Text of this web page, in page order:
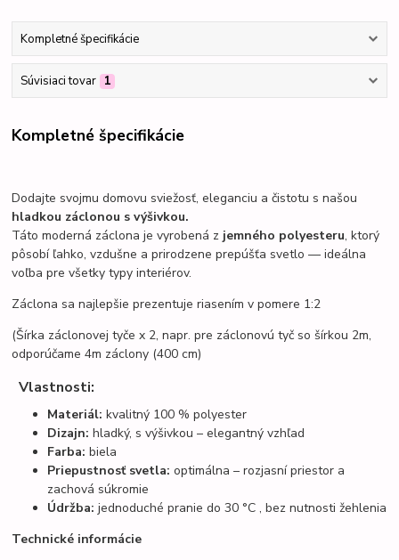
Kompletné špecifikácie
Súvisiaci tovar 1
Kompletné špecifikácie
Dodajte svojmu domovu sviežosť, eleganciu a čistotu s našou
hladkou záclonou s výšivkou.
Táto moderná záclona je vyrobená z jemného polyesteru, ktorý
pôsobí ľahko, vzdušne a prirodzene prepúšťa svetlo — ideálna
voľba pre všetky typy interiérov.
Záclona sa najlepšie prezentuje riasením v pomere 1:2
(Šírka záclonovej tyče x 2, napr. pre záclonovú tyč so šírkou 2m,
odporúčame 4m záclony (400 cm)
Vlastnosti:
Materiál: kvalitný 100 % polyester
Dizajn: hladký, s výšivkou – elegantný vzhľad
Farba: biela
Priepustnosť svetla: optimálna – rozjasní priestor a
zachová súkromie
Údržba: jednoduché pranie do30 °C , bez nutnosti žehlenia
Technické informácie